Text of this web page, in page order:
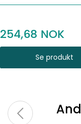
254,68
Se produkt